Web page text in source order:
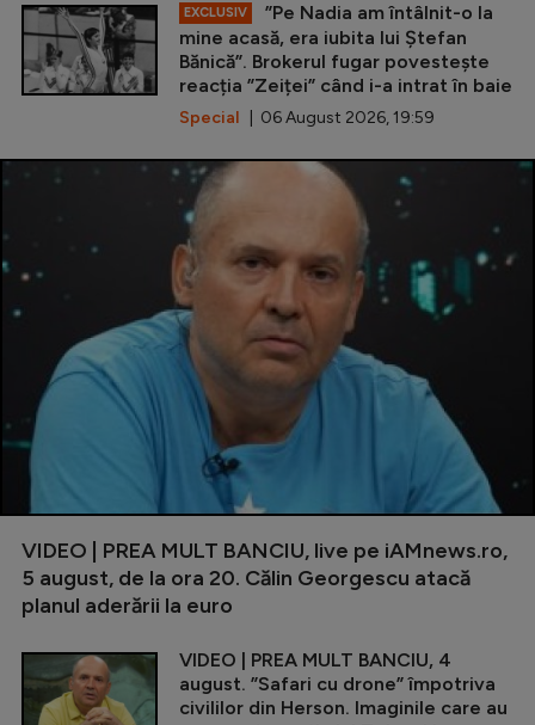
EXCLUSIV
”Pe Nadia am întâlnit-o la
mine acasă, era iubita lui Ștefan
Bănică”. Brokerul fugar povestește
reacția ”Zeiței” când i-a intrat în baie
Special | 06 August 2026, 19:59
VIDEO | PREA MULT BANCIU, live pe iAMnews.ro,
5 august, de la ora 20. Călin Georgescu atacă
planul aderării la euro
VIDEO | PREA MULT BANCIU, 4
august. ”Safari cu drone” împotriva
civililor din Herson. Imaginile care au